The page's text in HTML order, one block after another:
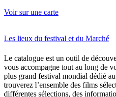
Voir sur une carte
Les lieux du festival et du Marché
Le catalogue est un outil de
vous accompagne tout au long de
plus grand festival mondial dédié
trouverez l’ensemble des films
différentes sélections, des